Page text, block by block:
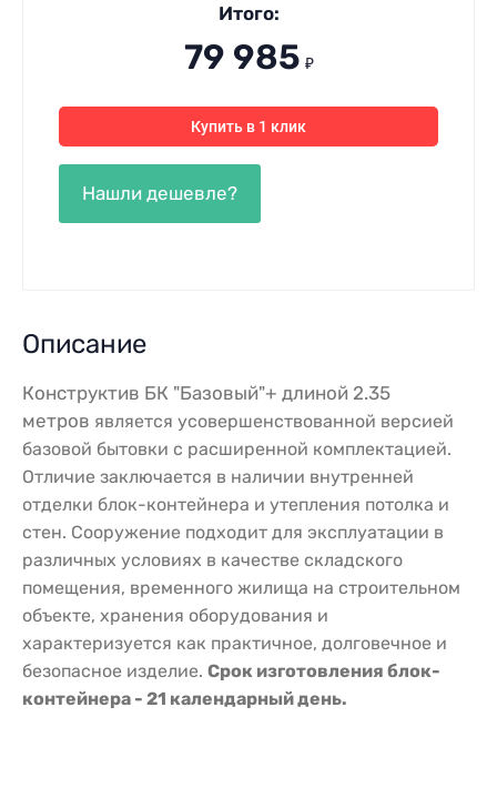
Итого:
79 985 ₽
Купить в 1 клик
Описание
Конструктив БК "Базовый"+ длиной 2.35
метров является усовершенствованной версией
базовой бытовки с расширенной комплектацией.
Отличие заключается в наличии внутренней
отделки блок-контейнера и утепления потолка и
стен. Сооружение подходит для эксплуатации в
различных условиях в качестве складского
помещения, временного жилища на строительном
объекте, хранения оборудования и
характеризуется как практичное, долговечное и
безопасное изделие. Срок изготовления блок-
контейнера - 21 календарный день.